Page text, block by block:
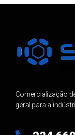
Comercialização
geral para a